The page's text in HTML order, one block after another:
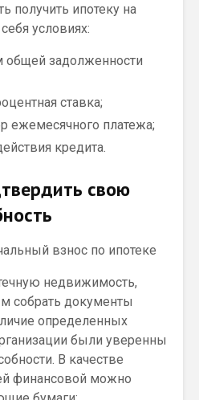
получить ипотеку на
условиях:
задолженности
ставка;
ежемесячного платежа;
кредита.
свою
недвижимость,
собрать документы
определенных
были уверенны
В качестве
финансовой можно